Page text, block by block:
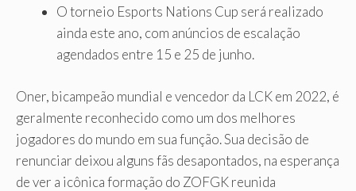
O torneio Esports Nations Cup será realizado
ainda este ano, com anúncios de escalação
agendados entre 15 e 25 de junho.
Oner, bicampeão mundial e vencedor da LCK em 2022, é
geralmente reconhecido como um dos melhores
jogadores do mundo em sua função. Sua decisão de
renunciar deixou alguns fãs desapontados, na esperança
de ver a icônica formação do ZOFGK reunida